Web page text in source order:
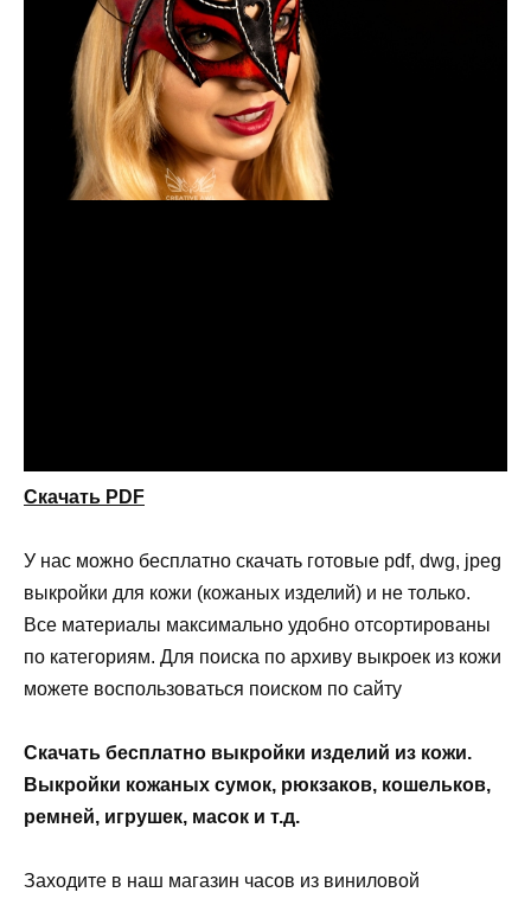
Скачать PDF
У нас можно бесплатно скачать готовые pdf, dwg, jpeg
выкройки для кожи (кожаных изделий) и не только.
Все материалы максимально удобно отсортированы
по категориям. Для поиска по архиву выкроек из кожи
можете воспользоваться поиском по сайту
Скачать бесплатно выкройки изделий из кожи.
Выкройки кожаных сумок, рюкзаков, кошельков,
ремней, игрушек, масок и т.д.
Заходите в наш магазин часов из виниловой